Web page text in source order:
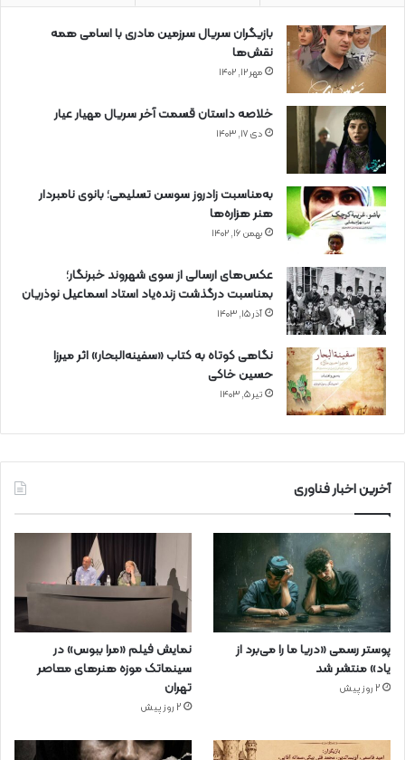
بازیگران سریال سرزمین مادری با اسامی همه
نقش‌ها
مهر ۱۲, ۱۴۰۲
خلاصه داستان قسمت آخر سریال مهیار عیار
دی ۱۷, ۱۴۰۳
به‌مناسبت زادروز سوسن تسلیمی؛ بانوی نامبردار
هنر هزاره‌ها
بهمن ۱۶, ۱۴۰۲
عکس‌های ارسالی از سوی شهروند خبرنگار؛
بمناسبت درگذشت زنده‌یاد استاد اسماعیل نوذریان
آذر ۱۵, ۱۴۰۳
نگاهی کوتاه به کتاب «سفینه‌البحار» اثر میرزا
حسین خاکی
تیر ۵, ۱۴۰۳
آخرین اخبار فناوری
پوستر رسمی «دریا ما را می‌برد از
یاد» منتشر شد
2 روز پیش
نمایش فیلم «مرا ببوس» در
سینماتک موزه هنرهای معاصر
تهران
2 روز پیش